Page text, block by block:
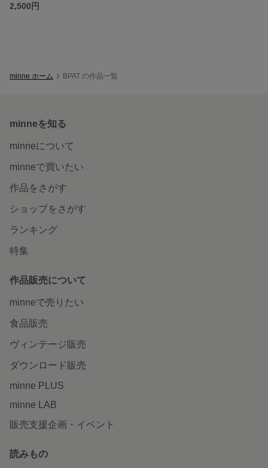
2,500円
minne ホーム BPAT の作品一覧
minneを知る
minneについて
minneで買いたい
作品をさがす
ショップをさがす
ランキング
特集
作品販売について
minneで売りたい
食品販売
ヴィンテージ販売
ダウンロード販売
minne PLUS
minne LAB
販売支援企画・イベント
読みもの